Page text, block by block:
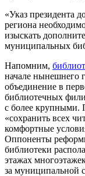
«Указ президента
региона
изыскать
муниципальных
Напомним,
начале нынешнего
объединение в
библиотечных
с более крупными.
«сохранить всех
комфортные
Оппоненты
библиотеки
этажах
за муниципальной